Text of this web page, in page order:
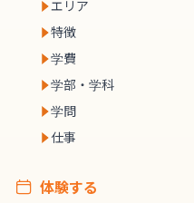
エリア
特徴
学費
学部・学科
学問
仕事
体験する